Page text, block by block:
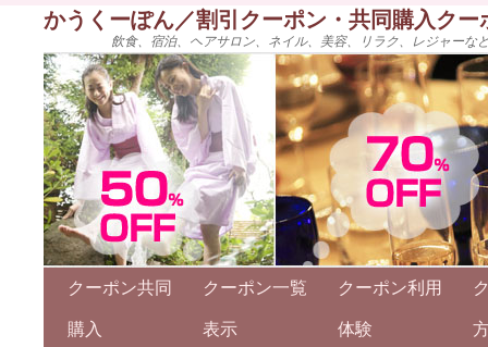
かうくーぽん／割引クーポン・共同購入ク
飲食、宿泊、ヘアサロン、ネイル、美容、リラク、レジャー
クーポン共同
購入
クーポン一覧
表示
クーポン利用
体験